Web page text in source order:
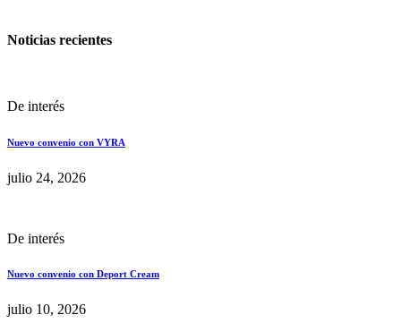
Noticias recientes
De interés
Nuevo convenio con VYRA
julio 24, 2026
De interés
Nuevo convenio con Deport Cream
julio 10, 2026